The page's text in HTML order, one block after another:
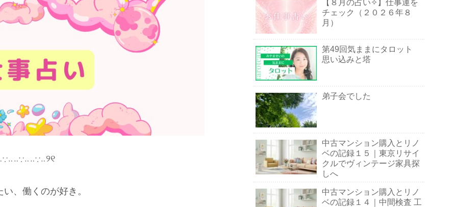
、働くのが好き。
【８月の占い✧】仕事運を
チェック（２０２６年８
月）
第49回気ままにタロット
思い込みと塔
弟子会でした
中古マンション購入とリノ
ベの記録１５｜東京リサイ
クルでヴィンテージ家具探
しへ
中古マンション購入とリノ
ベの記録１４｜中間検査 工